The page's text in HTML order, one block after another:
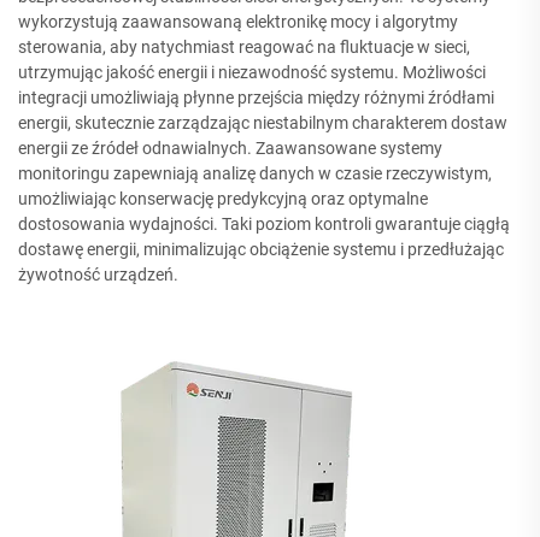
wykorzystują zaawansowaną elektronikę mocy i algorytmy
sterowania, aby natychmiast reagować na fluktuacje w sieci,
utrzymując jakość energii i niezawodność systemu. Możliwości
integracji umożliwiają płynne przejścia między różnymi źródłami
energii, skutecznie zarządzając niestabilnym charakterem dostaw
energii ze źródeł odnawialnych. Zaawansowane systemy
monitoringu zapewniają analizę danych w czasie rzeczywistym,
umożliwiając konserwację predykcyjną oraz optymalne
dostosowania wydajności. Taki poziom kontroli gwarantuje ciągłą
dostawę energii, minimalizując obciążenie systemu i przedłużając
żywotność urządzeń.